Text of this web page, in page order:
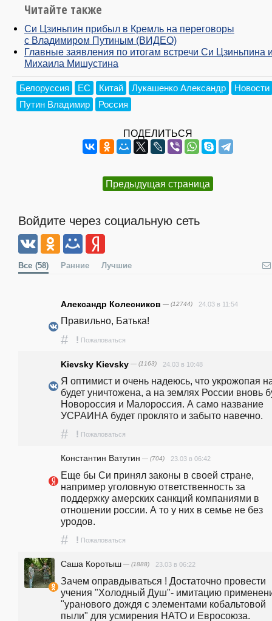
Читайте также
Си Цзиньпин прибыл в Кремль на переговоры
с Владимиром Путиным (ВИДЕО)
Главные заявления по итогам встречи Си Цзиньпина
Михаила Мишустина
Белоруссия ЕС Китай Лукашенко Александр
Новости
Путин Владимир
Россия
ПОДЕЛИТЬСЯ
Предыдущая страница
Войдите через социальную сеть
Все (58) Ранние Лучшие
Александр Колесников — (12744) 24.03 в 11:54
Правильно, Батька!
# ! Пожаловаться
Kievsky Kievsky — (1163) 24.03 в 10:48
Я оптимист и очень надеюсь, что укрожопая
будет уничтожена, а на землях России вновь
Новороссия и Малороссия. А само название
УСРАИНА будет проклято и забыто навечно.
# ! Пожаловаться
Константин Ватутин — (704) 23.03 в 06:42
Еще бы Си принял законы в своей стране,
например уголовную ответственность за
поддержку амерских санкций компаниями в
отношении россии. А то у них в семье не без
уродов.
# ! Пожаловаться
Саша Коротыш — (1888) 23.03 в 06:22
Зачем оправдываться ! Достаточно провести
учения "Холодный Душ"- имитацию
"уранового дождя с элементами кобальтовой
пыли" для усмирения НАТО и Евросоюза.